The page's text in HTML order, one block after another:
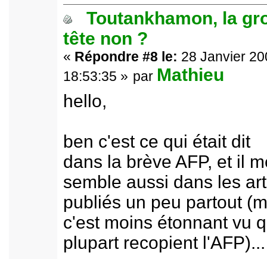
Toutankhamon, la
tête non ?
« Répondre #8 le: 28 Janvier
18:53:35 » par Mathieu
hello,
ben c'est ce qui était dit
dans la brève AFP, et il
semble aussi dans les
publiés un peu partout
c'est moins étonnant vu
plupart recopient l'AFP)...